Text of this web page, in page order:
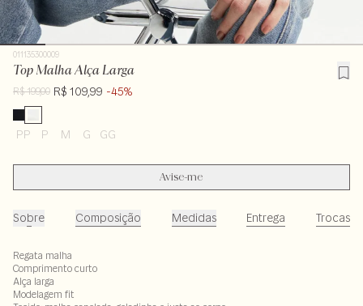
011135300009
Top Malha Alça Larga
R$ 199,00 R$ 109,99 -45%
PP P M G GG
Avise-me
Sobre Composição Medidas Entrega Trocas
Regata malha
Comprimento curto
Alça larga
Modelagem fit